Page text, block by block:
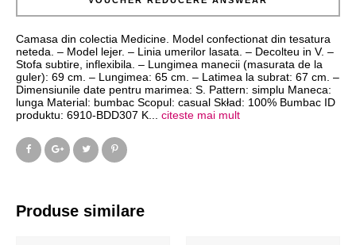
Camasa din colectia Medicine. Model confectionat din tesatura
neteda. – Model lejer. – Linia umerilor lasata. – Decolteu in V. –
Stofa subtire, inflexibila. – Lungimea manecii (masurata de la
guler): 69 cm. – Lungimea: 65 cm. – Latimea la subrat: 67 cm. –
Dimensiunile date pentru marimea: S. Pattern: simplu Maneca:
lunga Material: bumbac Scopul: casual Skład: 100% Bumbac ID
produktu: 6910-BDD307 K
citeste mai mult
Produse similare